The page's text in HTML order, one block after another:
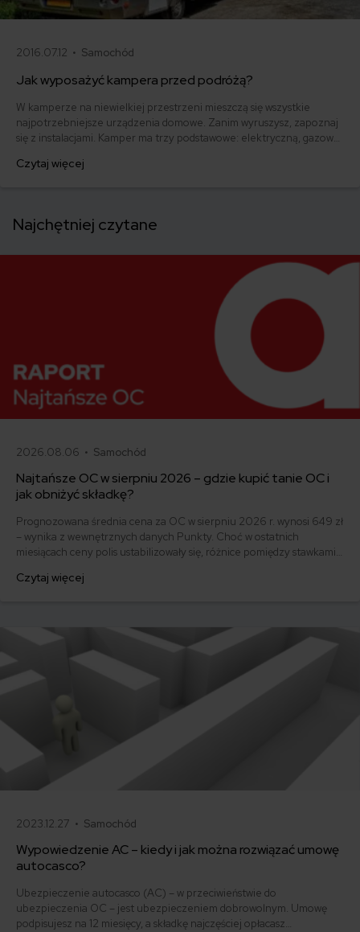
2016.07.12 • Samochód
Jak wyposażyć kampera przed podróżą?
W kamperze na niewielkiej przestrzeni mieszczą się wszystkie
najpotrzebniejsze urządzenia domowe. Zanim wyruszysz, zapoznaj
się z instalacjami. Kamper ma trzy podstawowe: elektryczną, gazową i
Czytaj więcej
Najchętniej czytane
2026.08.06 • Samochód
Najtańsze OC w sierpniu 2026 – gdzie kupić tanie OC i
jak obniżyć składkę?
Prognozowana średnia cena za OC w sierpniu 2026 r. wynosi 649 zł
– wynika z wewnętrznych danych Punkty. Choć w ostatnich
miesiącach ceny polis ustabilizowały się, różnice pomiędzy stawkami
500 zł, inni – powyżej 1500 zł. Gdzie znaleźć najtańsze OC w Polsce
Czytaj więcej
2023.12.27 • Samochód
Wypowiedzenie AC – kiedy i jak można rozwiązać umowę
autocasco?
Ubezpieczenie autocasco (AC) – w przeciwieństwie do
ubezpieczenia OC – jest ubezpieczeniem dobrowolnym. Umowę
podpisujesz na 12 miesięcy, a składkę najczęściej opłacasz